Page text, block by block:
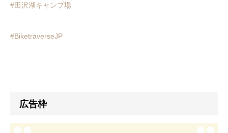
#田沢湖キャンプ場
#BiketraverseJP
広告枠